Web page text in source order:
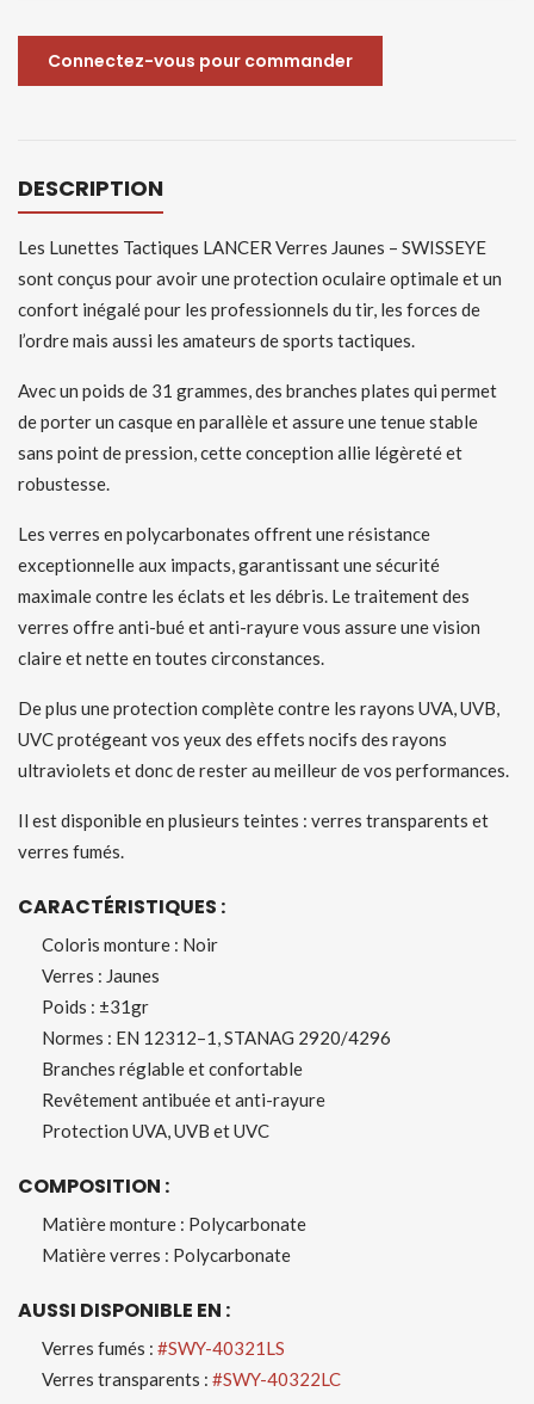
Connectez-vous pour commander
DESCRIPTION
Les Lunettes Tactiques LANCER Verres Jaunes – SWISSEYE
sont conçus pour avoir une protection oculaire optimale et un
confort inégalé pour les professionnels du tir, les forces de
l’ordre mais aussi les amateurs de sports tactiques.
Avec un poids de 31 grammes, des branches plates qui permet
de porter un casque en parallèle et assure une tenue stable
sans point de pression, cette conception allie légèreté et
robustesse.
Les verres en polycarbonates offrent une résistance
exceptionnelle aux impacts, garantissant une sécurité
maximale contre les éclats et les débris. Le traitement des
verres offre anti-bué et anti-rayure vous assure une vision
claire et nette en toutes circonstances.
De plus une protection complète contre les rayons UVA, UVB,
UVC protégeant vos yeux des effets nocifs des rayons
ultraviolets et donc de rester au meilleur de vos performances.
Il est disponible en plusieurs teintes : verres transparents et
verres fumés.
CARACTÉRISTIQUES :
Coloris monture : Noir
Verres : Jaunes
Poids : ±31gr
Normes : EN 12312–1, STANAG 2920/4296
Branches réglable et confortable
Revêtement antibuée et anti-rayure
Protection UVA, UVB et UVC
COMPOSITION :
Matière monture : Polycarbonate
Matière verres : Polycarbonate
AUSSI DISPONIBLE EN :
Verres fumés : #SWY-40321LS
Verres transparents : #SWY-40322LC